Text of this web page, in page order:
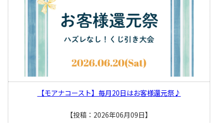
【モアナコースト】毎月20日はお客様還元祭♪
【投稿：2026年06月09日】